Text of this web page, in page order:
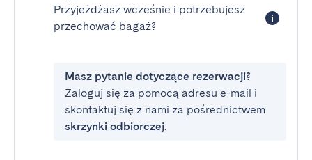
Przyjeżdżasz wcześnie i potrzebujesz
przechować bagaż?
Masz pytanie dotyczące rezerwacji?
Zaloguj się za pomocą adresu e-mail i
skontaktuj się z nami za pośrednictwem
skrzynki odbiorczej.